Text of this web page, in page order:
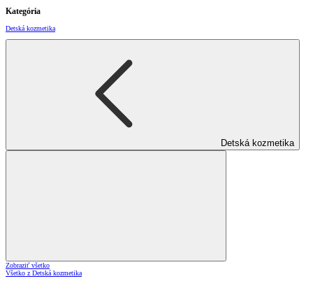
Kategória
Detská kozmetika
Detská kozmetika
Zobraziť všetko
Všetko z Detská kozmetika